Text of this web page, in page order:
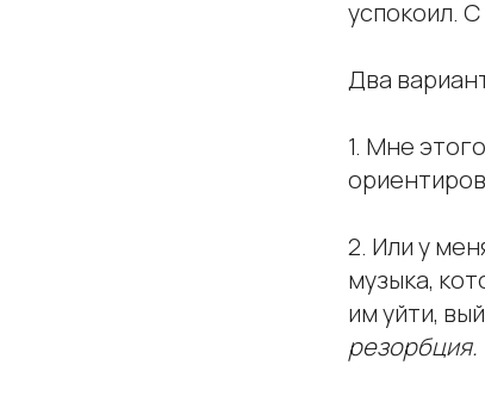
успокоил.
Два
1. Мне
2. Или у
музыка,
им уйти,
резорбция.